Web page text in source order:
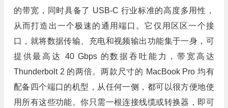
的带宽，同时具备了 USB-C 行业标准的高度多用性，
从而打造出一个极速的通用端口。它仅用区区一个接
口，就将数据传输、充电和视频输出功能集于一身，可
提供最高达 40 Gbps 的数据吞吐能力，带宽高达
Thunderbolt 2 的两倍。两款尺寸的 MacBook Pro 均有
配备四个端口的机型，从任何一侧，都可以很方便地使
用所有这些功能。你只需一根连接线缆或转换器，即可